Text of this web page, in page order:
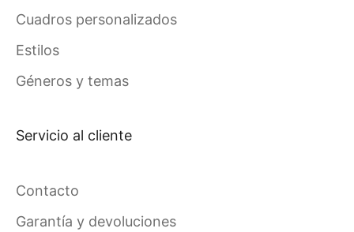
Cuadros personalizados
Estilos
Géneros y temas
Servicio al cliente
Contacto
Garantía y devoluciones